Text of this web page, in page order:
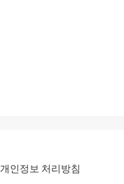
개인정보 처리방침